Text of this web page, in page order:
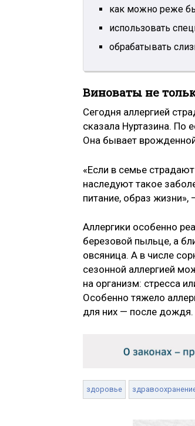
как можно реже
использовать
обрабатывать
Виноваты не
Сегодня аллергией
сказала Нуртазина. По
Она бывает
«Если в семье
наследуют такое
питание, образ жизни»,
Аллергики особенно
березовой пыльце, а
овсяница. А в числе
сезонной аллергией
на организм: стресса
Особенно тяжело
для них — после дождя.
здоровье